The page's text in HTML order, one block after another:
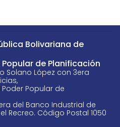
Bolivariana de
de Planificación
Solano López con 3era
Popular de
del Banco Industrial de
Recreo. Código Postal 1050